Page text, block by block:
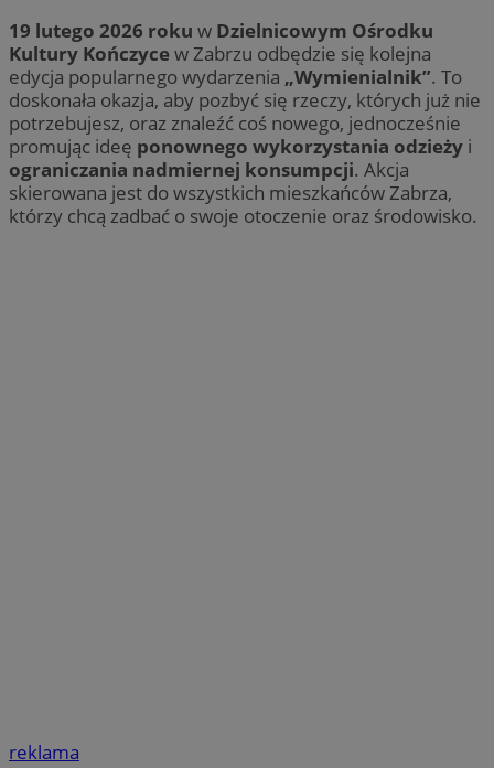
19 lutego 2026 roku w Dzielnicowym Ośrodku
Kultury Kończycew Zabrzu odbędzie się kolejna
edycja popularnego wydarzenia „Wymienialnik”. To
doskonała okazja, aby pozbyć się rzeczy, których już nie
potrzebujesz, oraz znaleźć coś nowego, jednocześnie
promując ideę ponownego wykorzystania odzieży i
ograniczania nadmiernej konsumpcji. Akcja
skierowana jest do wszystkich mieszkańców Zabrza,
którzy chcą zadbać o swoje otoczenie oraz środowisko.
reklama